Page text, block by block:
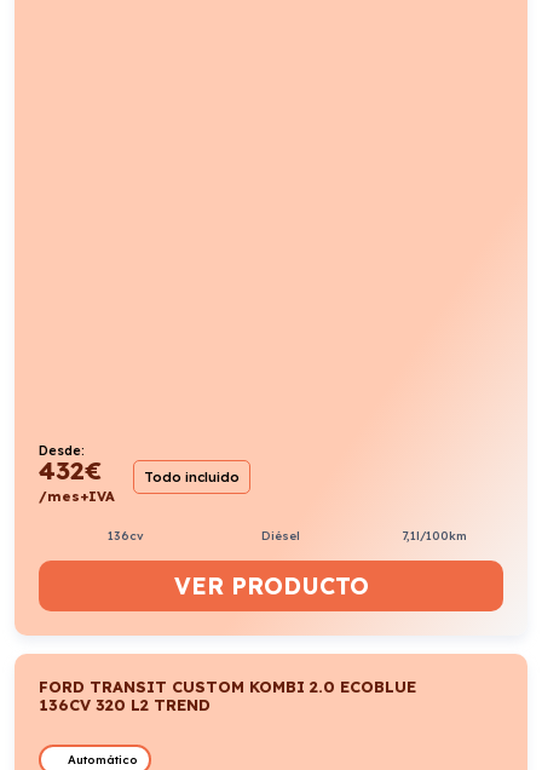
Desde:
432€
/mes+IVA
Todo incluido
136cv Diésel 7,1l/100km
VER PRODUCTO
FORD TRANSIT CUSTOM KOMBI 2.0 ECOBLUE
136CV 320 L2 TREND
Automático